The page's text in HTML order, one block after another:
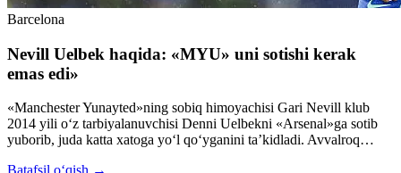
Barcelona
Nevill Uelbek haqida: «MYU» uni sotishi kerak
emas edi»
«Manchester Yunayted»ning sobiq himoyachisi Gari Nevill klub
2014 yili o‘z tarbiyalanuvchisi Denni Uelbekni «Arsenal»ga sotib
yuborib, juda katta xatoga yo‘l qo‘yganini ta’kidladi. Avvalroq…